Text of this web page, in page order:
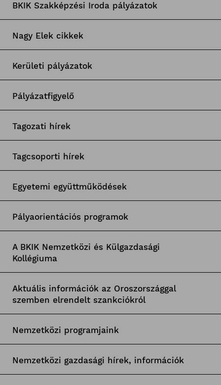
BKIK Szakképzési Iroda pályázatok
Nagy Elek cikkek
Kerületi pályázatok
Pályázatfigyelő
Tagozati hírek
Tagcsoporti hírek
Egyetemi együttműködések
Pályaorientációs programok
A BKIK Nemzetközi és Külgazdasági
Kollégiuma
Aktuális információk az Oroszországgal
szemben elrendelt szankciókról
Nemzetközi programjaink
Nemzetközi gazdasági hírek, információk